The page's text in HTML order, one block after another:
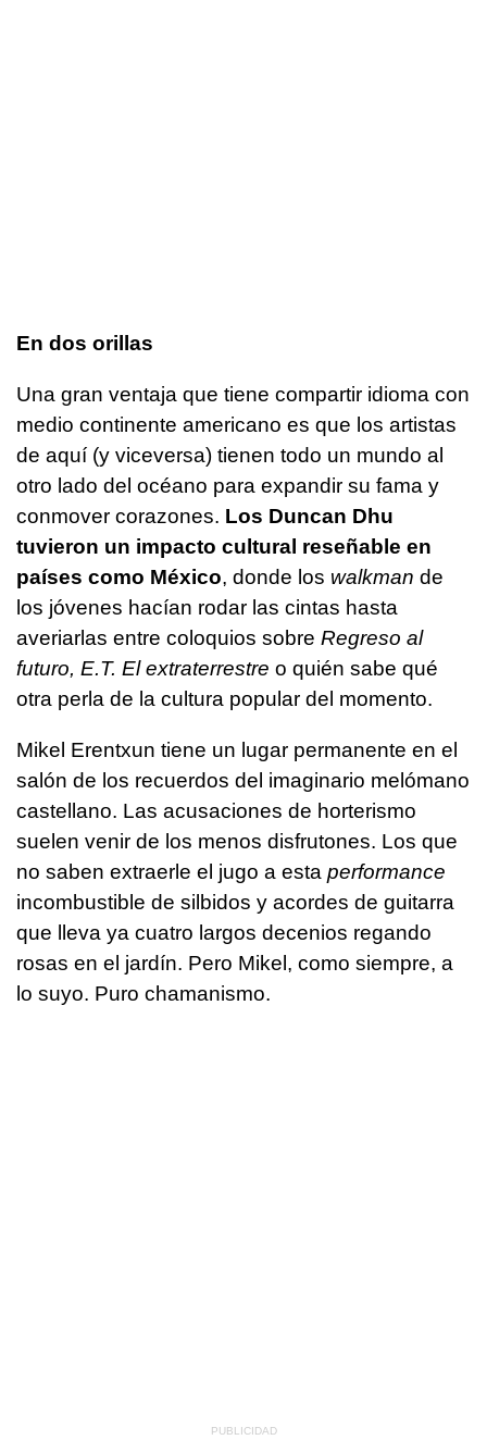
En dos orillas
Una gran ventaja que tiene compartir idioma con
medio continente americano es que los artistas
de aquí (y viceversa) tienen todo un mundo al
otro lado del océano para expandir su fama y
conmover corazones. Los Duncan Dhu
tuvieron un impacto cultural reseñable en
países como México, donde los walkman de
los jóvenes hacían rodar las cintas hasta
averiarlas entre coloquios sobre Regreso al
futuro, E.T. El extraterrestre o quién sabe qué
otra perla de la cultura popular del momento.
Mikel Erentxun tiene un lugar permanente en el
salón de los recuerdos del imaginario melómano
castellano. Las acusaciones de horterismo
suelen venir de los menos disfrutones. Los que
no saben extraerle el jugo a esta performance
incombustible de silbidos y acordes de guitarra
que lleva ya cuatro largos decenios regando
rosas en el jardín. Pero Mikel, como siempre, a
lo suyo. Puro chamanismo.